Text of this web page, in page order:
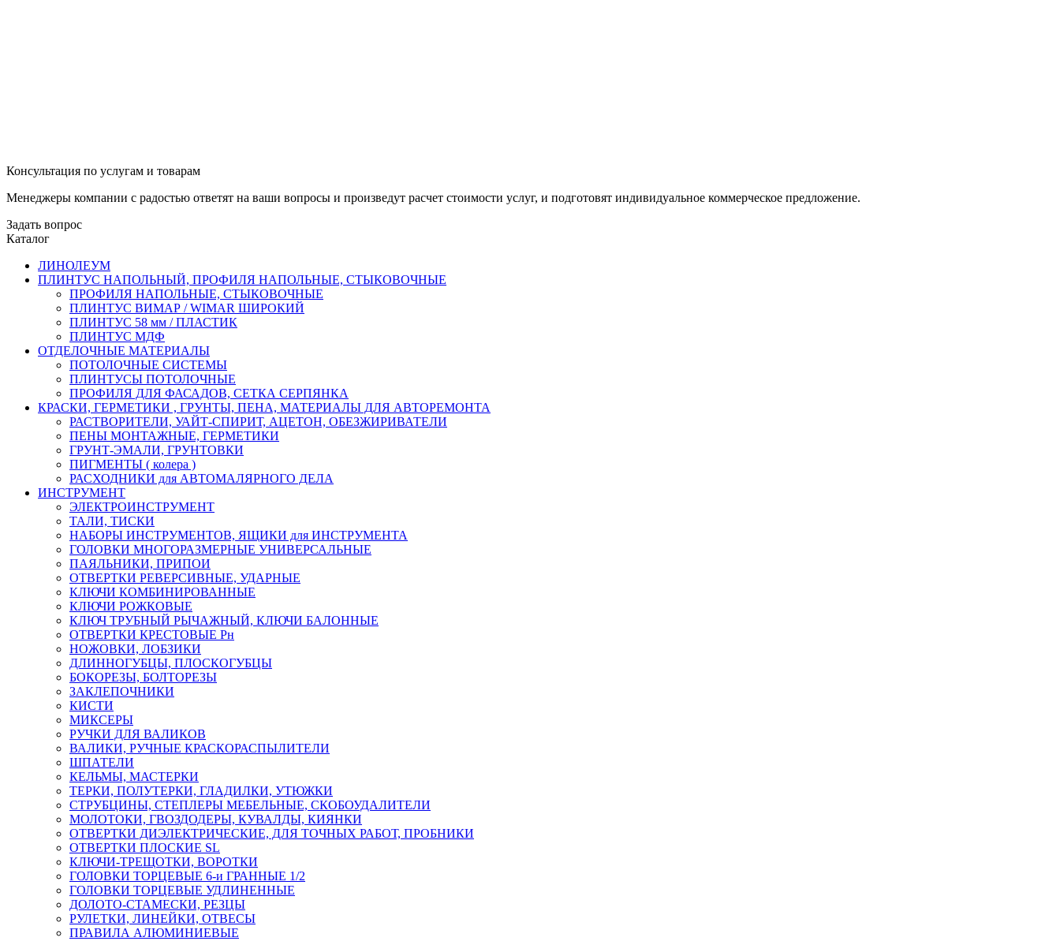
Консультация по услугам и товарам
Менеджеры компании с радостью ответят на ваши вопросы и произведут расчет стоимости услуг, и подготовят индивидуальное коммерческое предложение.
Задать вопрос
Каталог
ЛИНОЛЕУМ
ПЛИНТУС НАПОЛЬНЫЙ, ПРОФИЛЯ НАПОЛЬНЫЕ, СТЫКОВОЧНЫЕ
ПРОФИЛЯ НАПОЛЬНЫЕ, СТЫКОВОЧНЫЕ
ПЛИНТУС ВИМАР / WIMAR ШИРОКИЙ
ПЛИНТУС 58 мм / ПЛАСТИК
ПЛИНТУС МДФ
ОТДЕЛОЧНЫЕ МАТЕРИАЛЫ
ПОТОЛОЧНЫЕ СИСТЕМЫ
ПЛИНТУСЫ ПОТОЛОЧНЫЕ
ПРОФИЛЯ ДЛЯ ФАСАДОВ, СЕТКА СЕРПЯНКА
КРАСКИ, ГЕРМЕТИКИ , ГРУНТЫ, ПЕНА, МАТЕРИАЛЫ ДЛЯ АВТОРЕМОНТА
РАСТВОРИТЕЛИ, УАЙТ-СПИРИТ, АЦЕТОН, ОБЕЗЖИРИВАТЕЛИ
ПЕНЫ МОНТАЖНЫЕ, ГЕРМЕТИКИ
ГРУНТ-ЭМАЛИ, ГРУНТОВКИ
ПИГМЕНТЫ ( колера )
РАСХОДНИКИ для АВТОМАЛЯРНОГО ДЕЛА
ИНСТРУМЕНТ
ЭЛЕКТРОИНСТРУМЕНТ
ТАЛИ, ТИСКИ
НАБОРЫ ИНСТРУМЕНТОВ, ЯЩИКИ для ИНСТРУМЕНТА
ГОЛОВКИ МНОГОРАЗМЕРНЫЕ УНИВЕРСАЛЬНЫЕ
ПАЯЛЬНИКИ, ПРИПОИ
ОТВЕРТКИ РЕВЕРСИВНЫЕ, УДАРНЫЕ
КЛЮЧИ КОМБИНИРОВАННЫЕ
КЛЮЧИ РОЖКОВЫЕ
КЛЮЧ ТРУБНЫЙ РЫЧАЖНЫЙ, КЛЮЧИ БАЛОННЫЕ
ОТВЕРТКИ КРЕСТОВЫЕ Рн
НОЖОВКИ, ЛОБЗИКИ
ДЛИННОГУБЦЫ, ПЛОСКОГУБЦЫ
БОКОРЕЗЫ, БОЛТОРЕЗЫ
ЗАКЛЕПОЧНИКИ
КИСТИ
МИКСЕРЫ
РУЧКИ ДЛЯ ВАЛИКОВ
ВАЛИКИ, РУЧНЫЕ КРАСКОРАСПЫЛИТЕЛИ
ШПАТЕЛИ
КЕЛЬМЫ, МАСТЕРКИ
ТЕРКИ, ПОЛУТЕРКИ, ГЛАДИЛКИ, УТЮЖКИ
СТРУБЦИНЫ, СТЕПЛЕРЫ МЕБЕЛЬНЫЕ, СКОБОУДАЛИТЕЛИ
МОЛОТОКИ, ГВОЗДОДЕРЫ, КУВАЛДЫ, КИЯНКИ
ОТВЕРТКИ ДИЭЛЕКТРИЧЕСКИЕ, ДЛЯ ТОЧНЫХ РАБОТ, ПРОБНИКИ
ОТВЕРТКИ ПЛОСКИЕ SL
КЛЮЧИ-ТРЕЩОТКИ, ВОРОТКИ
ГОЛОВКИ ТОРЦЕВЫЕ 6-и ГРАННЫЕ 1/2
ГОЛОВКИ ТОРЦЕВЫЕ УДЛИНЕННЫЕ
ДОЛОТО-СТАМЕСКИ, РЕЗЦЫ
РУЛЕТКИ, ЛИНЕЙКИ, ОТВЕСЫ
ПРАВИЛА АЛЮМИНИЕВЫЕ